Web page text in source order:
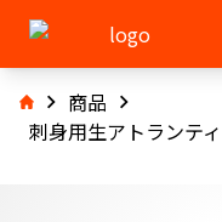
商品
刺身用生アトランテ